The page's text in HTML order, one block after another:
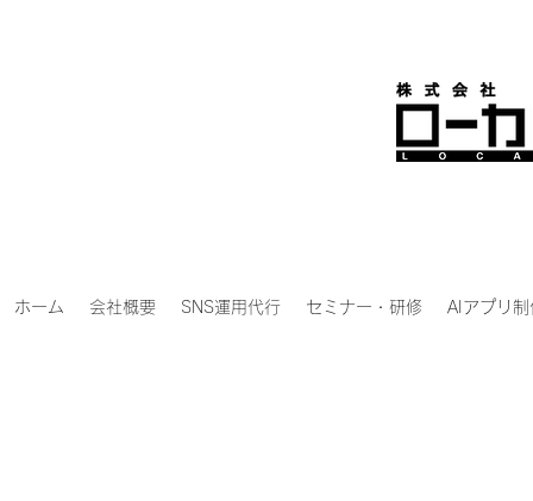
ホーム 会社概要 SNS運用代行 セミナー・研修 AIアプリ制